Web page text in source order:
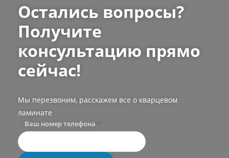
Остались вопросы?
Получите
консультацию прямо
сейчас!
Мы перезвоним, расскажем все о кварцевом
ламинате
Ваш номер телефона *